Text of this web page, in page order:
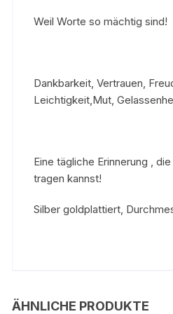
Weil Worte so mächtig sind!
Dankbarkeit, Vertrauen,
Leichtigkeit,Mut,
Eine tägliche Erinnerung ,
tragen kannst!
Silber goldplattiert,
ÄHNLICHE PRODUKTE